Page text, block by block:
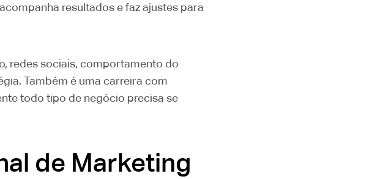
resultados e faz ajustes para
redes sociais, comportamento do
Também é uma carreira com
todo tipo de negócio precisa se
de Marketing